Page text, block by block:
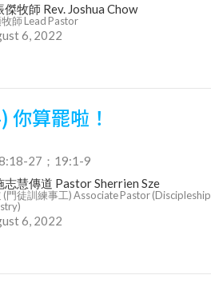
傑牧師 Rev. Joshua Chow
師 Lead Pastor
6, 2022
你算罷啦！
27；19:1-9
志慧傳道 Pastor Sherrien Sze
(門徒訓練事工) Associate Pastor (Discipleship
6, 2022